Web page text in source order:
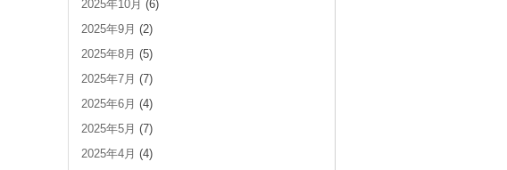
2025年10月 (6)
2025年9月 (2)
2025年8月 (5)
2025年7月 (7)
2025年6月 (4)
2025年5月 (7)
2025年4月 (4)